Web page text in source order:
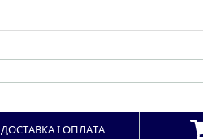
ДОСТАВКА І ОПЛАТА